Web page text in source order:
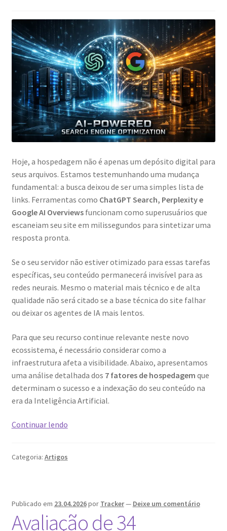
Hoje, a hospedagem não é apenas um depósito digital para
seus arquivos. Estamos testemunhando uma mudança
fundamental: a busca deixou de ser uma simples lista de
links. Ferramentas como ChatGPT Search, Perplexity e
Google AI Overviewsfuncionam como superusuários que
escaneiam seu site em milissegundos para sintetizar uma
resposta pronta.
Se o seu servidor não estiver otimizado para essas tarefas
específicas, seu conteúdo permanecerá invisível para as
redes neurais. Mesmo o material mais técnico e de alta
qualidade não será citado se a base técnica do site falhar
ou deixar os agentes de IA mais lentos.
Para que seu recurso continue relevante neste novo
ecossistema, é necessário considerar como a
infraestrutura afeta a visibilidade. Abaixo, apresentamos
uma análise detalhada dos 7 fatores de hospedagem que
determinam o sucesso e a indexação do seu conteúdo na
era da Inteligência Artificial.
Continuar lendoA
hospedagem
na
era
da
Categoria: Artigos
Publicado em 23.04.2026por Tracker— Deixe um comentário
Avaliação de 34